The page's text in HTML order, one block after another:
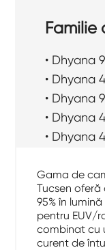
Familie
• Dhyana
• Dhyana
• Dhyana
• Dhyana
• Dhyana
Gama de
Tucsen
95% în
pentru EUV/
combinat cu
curent de